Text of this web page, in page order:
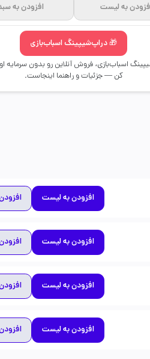
به لیست افزودن به
🎁 دراپ‌شیپینگ اسباب‌بازی
اسباب‌بازی، فروش آنلاین رو بدون سرمایه
کن — جزئیات و راهنما اینجاست.
افزودن به لیست
افزودن به لیست
افزودن به لیست
افزودن به لیست